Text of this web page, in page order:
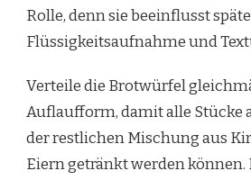
Rolle, denn sie beeinflusst
Flüssigkeitsaufnahme und
Verteile die Brotwürfel
Auflaufform, damit alle Stücke
der restlichen Mischung aus
Eiern getränkt werden können.